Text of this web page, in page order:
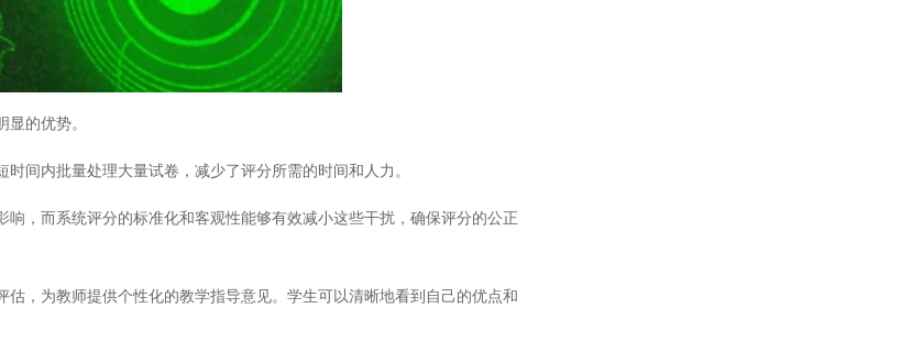
的优势。
内批量处理大量试卷，减少了评分所需的时间和人力。
而系统评分的标准化和客观性能够有效减小这些干扰，确保评分的公正
为教师提供个性化的教学指导意见。学生可以清晰地看到自己的优点和